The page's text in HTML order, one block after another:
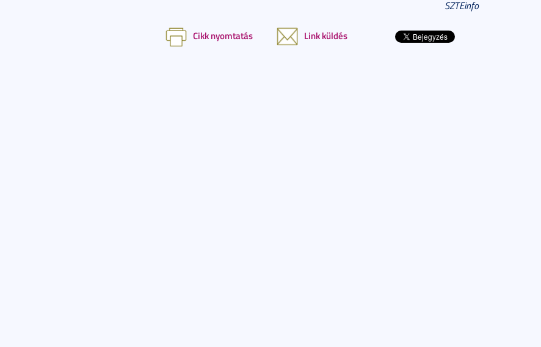
SZTEinfo
Cikk nyomtatás Link küldés